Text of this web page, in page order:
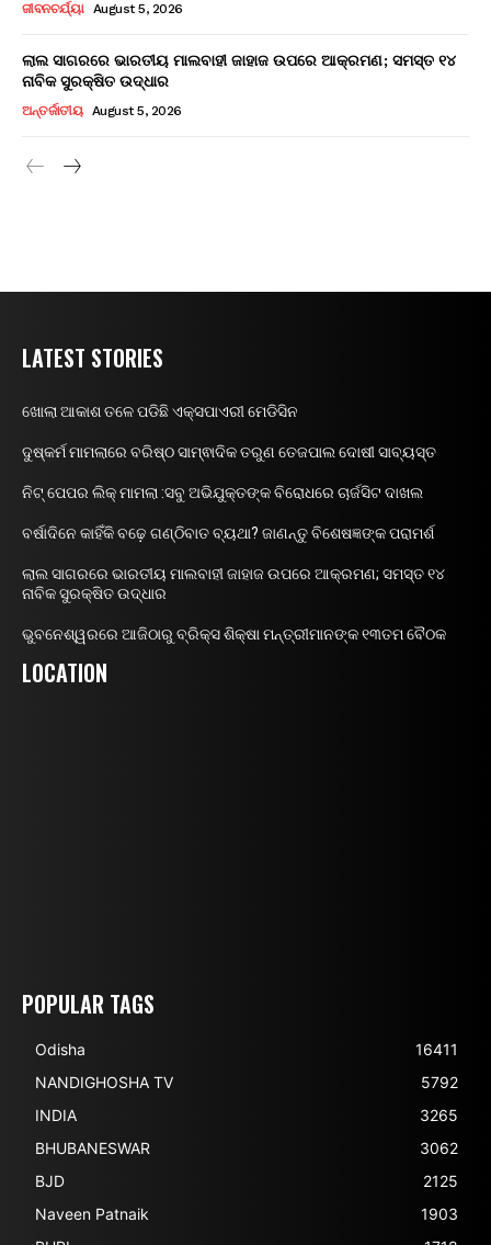
ଜୀବନଚର୍ଯ୍ୟା August 5, 2026
ଲାଲ ସାଗରରେ ଭାରତୀୟ ମାଲବାହୀ ଜାହାଜ ଉପରେ ଆକ୍ରମଣ; ସମସ୍ତ ୧୪
ନାବିକ ସୁରକ୍ଷିତ ଉଦ୍ଧାର
ଅନ୍ତର୍ଜାତୀୟ August 5, 2026
LATEST STORIES
ଖୋଲା ଆକାଶ ତଳେ ପଡିଛି ଏକ୍ସପାଏରୀ ମେଡିସିନ
ଦୁଷ୍କର୍ମ ମାମଲାରେ ବରିଷ୍ଠ ସାମ୍ଵାଦିକ ତରୁଣ ତେଜପାଲ ଦୋଷୀ ସାବ୍ୟସ୍ତ
ନିଟ୍ ପେପର ଲିକ୍ ମାମଲା :ସବୁ ଅଭିଯୁକ୍ତଙ୍କ ବିରୋଧରେ ଚାର୍ଜସିଟ ଦାଖଲ
ବର୍ଷାଦିନେ କାହିଁକି ବଢ଼େ ଗଣ୍ଠିବାତ ବ୍ୟଥା? ଜାଣନ୍ତୁ ବିଶେଷଜ୍ଞଙ୍କ ପରାମର୍ଶ
ଲାଲ ସାଗରରେ ଭାରତୀୟ ମାଲବାହୀ ଜାହାଜ ଉପରେ ଆକ୍ରମଣ; ସମସ୍ତ ୧୪
ନାବିକ ସୁରକ୍ଷିତ ଉଦ୍ଧାର
ଭୁବନେଶ୍ୱରରେ ଆଜିଠାରୁ ବ୍ରିକ୍ସ ଶିକ୍ଷା ମନ୍ତ୍ରୀମାନଙ୍କ ୧୩ତମ ବୈଠକ
LOCATION
POPULAR TAGS
Odisha
16411
NANDIGHOSHA TV
5792
INDIA
3265
BHUBANESWAR
3062
BJD
2125
Naveen Patnaik
1903